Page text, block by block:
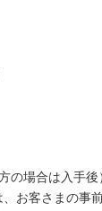
場合は入手
お客さまの事